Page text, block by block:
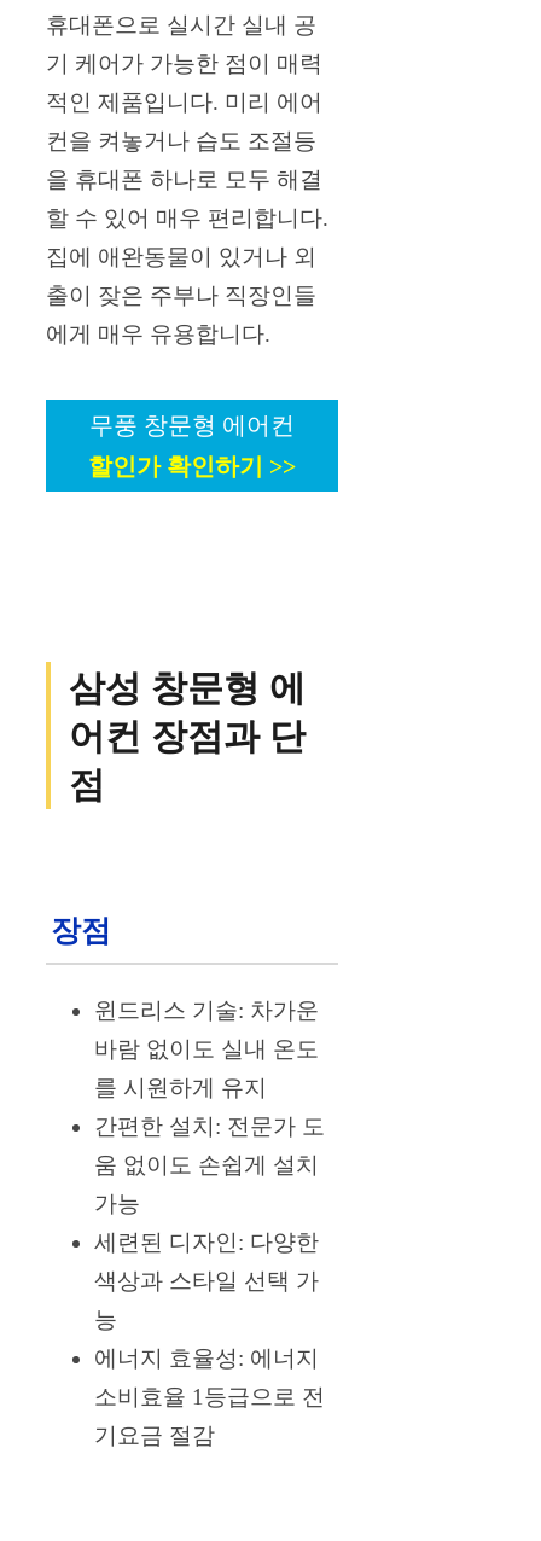
휴대폰으로 실시간 실내 공
기 케어가 가능한 점이 매력
적인 제품입니다. 미리 에어
컨을 켜놓거나 습도 조절등
을 휴대폰 하나로 모두 해결
할 수 있어 매우 편리합니다.
집에 애완동물이 있거나 외
출이 잦은 주부나 직장인들
에게 매우 유용합니다.
무풍 창문형 에어컨
할인가 확인하기 >>
삼성 창문형 에
어컨 장점과 단
점
장점
윈드리스 기술: 차가운
바람 없이도 실내 온도
를 시원하게 유지
간편한 설치: 전문가 도
움 없이도 손쉽게 설치
가능
세련된 디자인: 다양한
색상과 스타일 선택 가
능
에너지 효율성: 에너지
소비효율 1등급으로 전
기요금 절감